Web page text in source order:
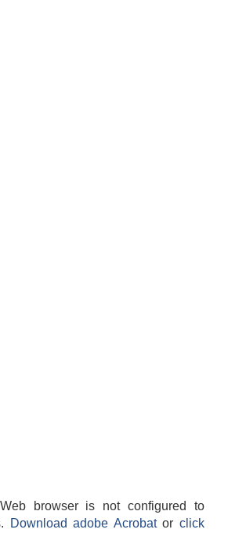
browser is not configured to
Download adobe Acrobatorclick